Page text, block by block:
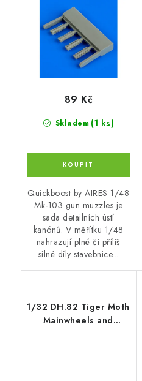
Skladem (1 ks)
89 Kč
Quickboost by AIRES 1/48
Mk-103 gun muzzles je
sada detailních ústí
kanónů. V měřítku 1/48
nahrazují plné či příliš
silné díly stavebnice...
1/32 DH.82 Tiger Moth
Mainwheels and